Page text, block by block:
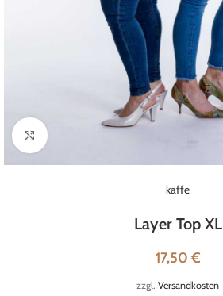
Klick zum Vergrößern
kaffe
Layer Top XL
17,50 €
zzgl. Versandkosten